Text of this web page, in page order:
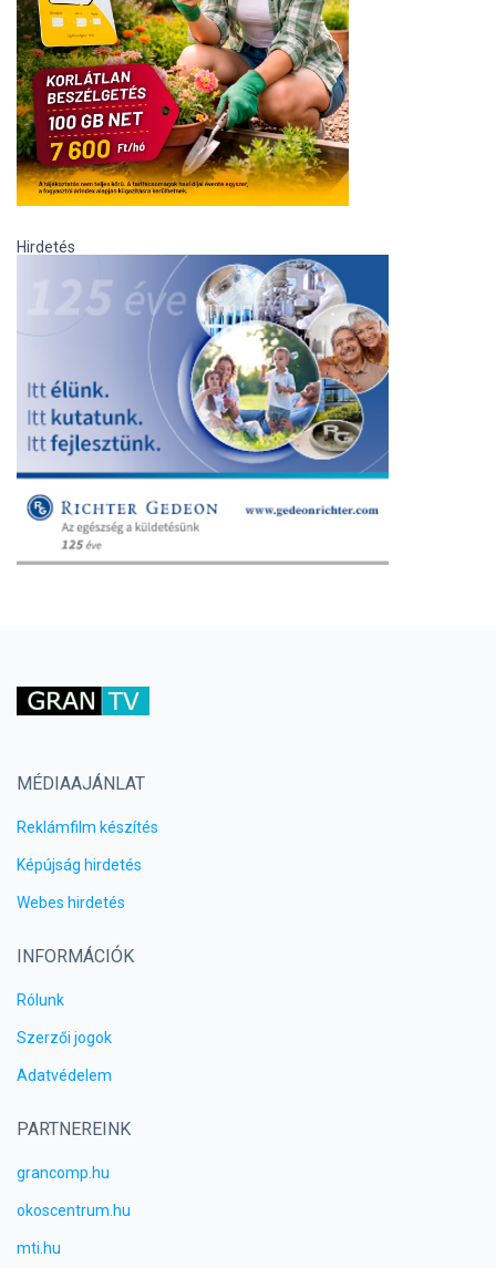
Hirdetés
MÉDIAAJÁNLAT
Reklámfilm készítés
Képújság hirdetés
Webes hirdetés
INFORMÁCIÓK
Rólunk
Szerzői jogok
Adatvédelem
PARTNEREINK
grancomp.hu
okoscentrum.hu
mti.hu